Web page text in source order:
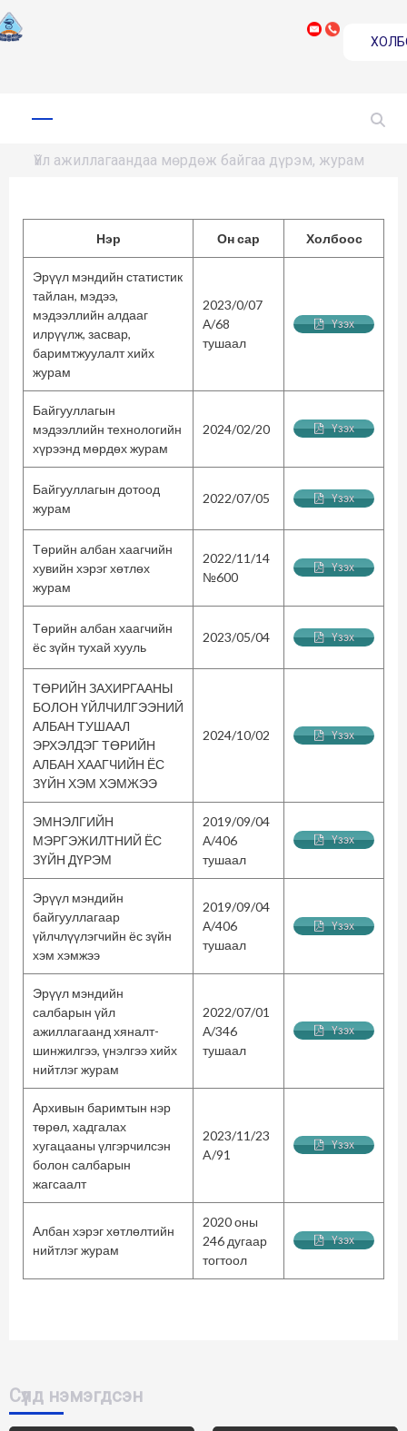
Primary
Үйл ажиллагаандаа мөрдөж байгаа дүрэм, журам
Нэр Он сар Холбоос
Эрүүл мэндийн статистик
тайлан, мэдээ,
мэдээллийн алдааг
илрүүлж, засвар,
баримтжуулалт хийх
журам
2023/0/07
А/68
тушаал
Үзэх
Байгууллагын
мэдээллийн технологийн
хүрээнд мөрдөх журам
2024/02/20 Үзэх
Байгууллагын дотоод
журам
2022/07/05 Үзэх
Төрийн албан хаагчийн
хувийн хэрэг хөтлөх
журам
2022/11/14
№600
Үзэх
Төрийн албан хаагчийн
ёс зүйн тухай хууль
2023/05/04 Үзэх
ТӨРИЙН ЗАХИРГААНЫ
БОЛОН ҮЙЛЧИЛГЭЭНИЙ
АЛБАН ТУШААЛ
ЭРХЭЛДЭГ ТӨРИЙН
АЛБАН ХААГЧИЙН ЁС
ЗҮЙН ХЭМ ХЭМЖЭЭ
2024/10/02 Үзэх
ЭМНЭЛГИЙН
МЭРГЭЖИЛТНИЙ ЁС
ЗҮЙН ДҮРЭМ
2019/09/04
А/406
тушаал
Үзэх
Эрүүл мэндийн
байгууллагаар
үйлчлүүлэгчийн ёс зүйн
хэм хэмжээ
2019/09/04
А/406
тушаал
Үзэх
Эрүүл мэндийн
салбарын үйл
ажиллагаанд хяналт-
шинжилгээ, үнэлгээ хийх
нийтлэг журам
2022/07/01
А/346
тушаал
Үзэх
Архивын баримтын нэр
төрөл, хадгалах
хугацааны үлгэрчилсэн
болон салбарын
жагсаалт
2023/11/23
A/91
Үзэх
Албан хэрэг хөтлөлтийн
нийтлэг журам
2020 оны
246 дугаар
тогтоол
Үзэх
Сүүлд нэмэгдсэн